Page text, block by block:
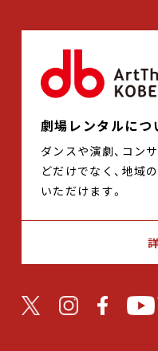
劇場レンタルにつ
ダンスや演劇、コン
どだけでなく、地域
いただけます。